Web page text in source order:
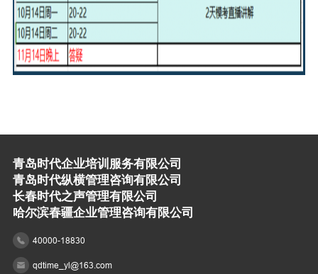
青岛时代企业培训服务有限公司
青岛时代纵横管理咨询有限公司
长春时代之声管理有限公司
哈尔滨春疆企业管理咨询有限公司
40000-18830
qdtime_yl@163.com